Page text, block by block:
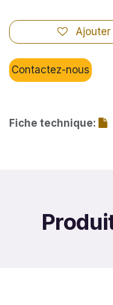
Contactez-nous
Fiche technique: